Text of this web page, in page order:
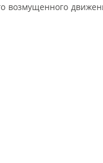
возмущенного